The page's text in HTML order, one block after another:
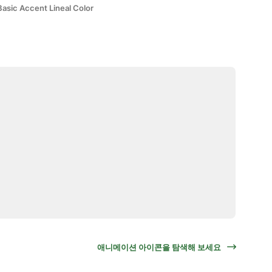
Accent Lineal Color
애니메이션 아이콘을 탐색해 보세요